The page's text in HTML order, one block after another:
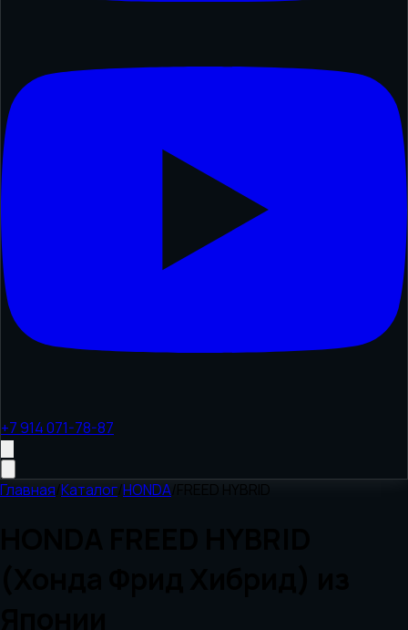
+7 914 071-78-87
Главная/Каталог/HONDA/FREED HYBRID